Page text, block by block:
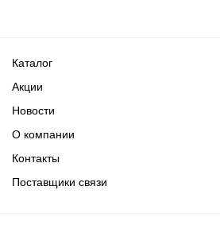
Каталог
Акции
Новости
О компании
Контакты
Поставщики связи